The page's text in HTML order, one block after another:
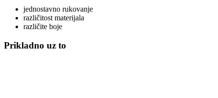
jednostavno rukovanje
različitost materijala
različite boje
Prikladno uz to